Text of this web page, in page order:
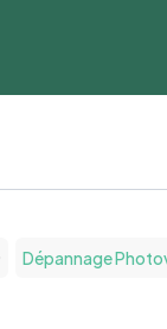
Dépannage